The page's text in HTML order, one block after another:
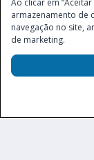
Este site é operado
endereço na Avenida
Município de São
Secretaria de Prêmios
247, de
Ao clicar em
armazenamento de
navegação no site,
de marketing.